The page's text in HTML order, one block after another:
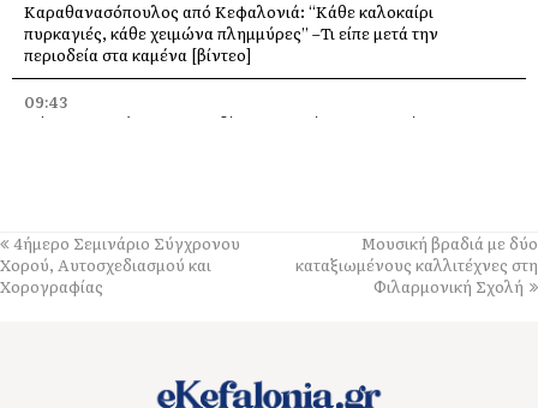
Καραθανασόπουλος από Κεφαλονιά: “Κάθε καλοκαίρι
πυρκαγιές, κάθε χειμώνα πλημμύρες” –Τι είπε μετά την
περιοδεία στα καμένα [βίντεο]
09:43
Πάρος: Νεκρό 4χρονο παιδί που εντοπίστηκε σε πισίνα beach
Παγκόσμιο Κ20!
09:28
Πανηγύρι στη Θηνιά: Ο Μιχάλης Βιολάρης και η παρέα του σε μια
«Ποιος και γιατί άλλαξε την πινακίδα;» – Ερωτήματα Σαρδελή για
4ήμερο Σεμινάριο Σύγχρονου
Χορού, Αυτοσχεδιασμού και
Χορογραφίας
Μουσική βραδιά με δύο
καταξιωμένους καλλιτέχνες στη
Φιλαρμονική Σχολή